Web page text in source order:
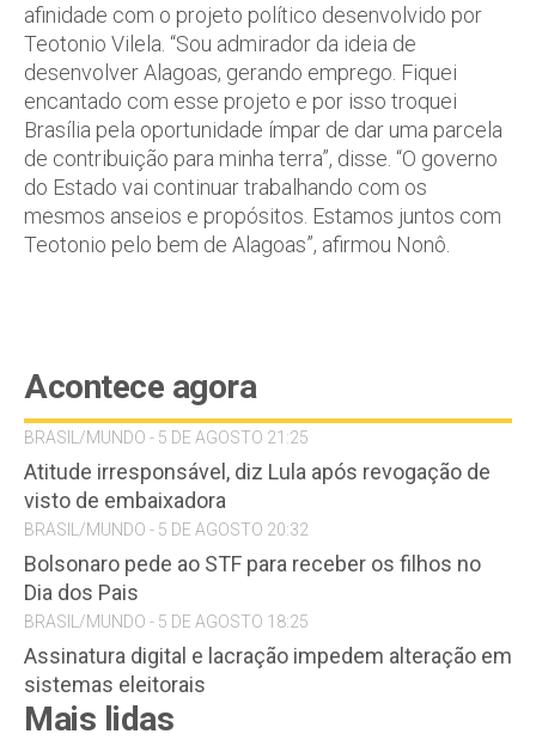
afinidade com o projeto político desenvolvido por
Teotonio Vilela. “Sou admirador da ideia de
desenvolver Alagoas, gerando emprego. Fiquei
encantado com esse projeto e por isso troquei
Brasília pela oportunidade ímpar de dar uma parcela
de contribuição para minha terra”, disse. “O governo
do Estado vai continuar trabalhando com os
mesmos anseios e propósitos. Estamos juntos com
Teotonio pelo bem de Alagoas”, afirmou Nonô.
Acontece agora
BRASIL/MUNDO - 5 DE AGOSTO 21:25
Atitude irresponsável, diz Lula após revogação de
visto de embaixadora
BRASIL/MUNDO - 5 DE AGOSTO 20:32
Bolsonaro pede ao STF para receber os filhos no
Dia dos Pais
BRASIL/MUNDO - 5 DE AGOSTO 18:25
Assinatura digital e lacração impedem alteração em
sistemas eleitorais
Mais lidas